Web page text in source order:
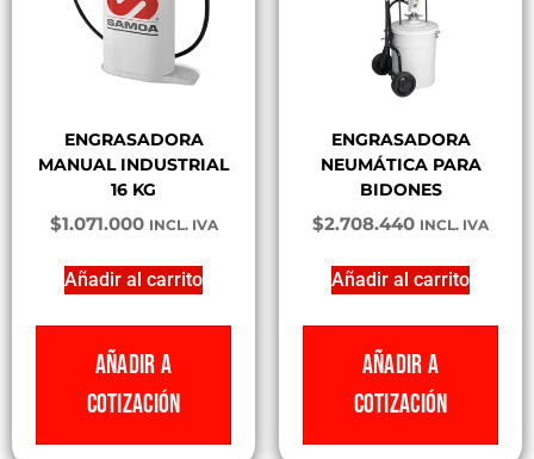
ENGRASADORA
MANUAL INDUSTRIAL
16 KG
$1.071.000 INCL. IVA
Añadir al carrito
AÑADIR A
COTIZACIÓN
ENGRASADORA
NEUMÁTICA PARA
BIDONES
$2.708.440 INCL. IVA
Añadir al carrito
AÑADIR A
COTIZACIÓN